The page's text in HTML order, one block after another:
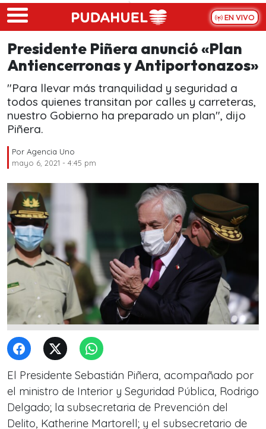
Skip to main content
EN VIVO
Presidente Piñera anunció «Plan
Antiencerronas y Antiportonazos»
"Para llevar más tranquilidad y seguridad a
todos quienes transitan por calles y carreteras,
nuestro Gobierno ha preparado un plan", dijo
Piñera.
Por Agencia Uno
mayo 6, 2021 - 4:45 pm
El Presidente Sebastián Piñera, acompañado por
el ministro de Interior y Seguridad Pública, Rodrigo
Delgado; la subsecretaria de Prevención del
Delito, Katherine Martorell; y el subsecretario de